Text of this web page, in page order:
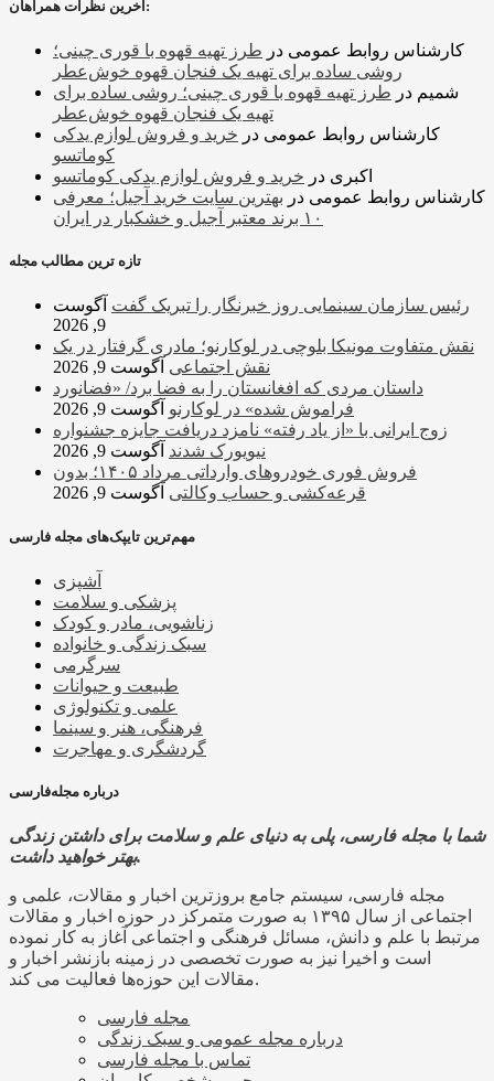
آخرین نظرات همراهان:
کارشناس روابط عمومی در طرز تهیه قهوه با قوری چینی؛
روشی ساده برای تهیه یک فنجان قهوه خوش‌عطر
شمیم در طرز تهیه قهوه با قوری چینی؛ روشی ساده برای
تهیه یک فنجان قهوه خوش‌عطر
کارشناس روابط عمومی در خرید و فروش لوازم یدکی
کوماتسو
اکبری در خرید و فروش لوازم یدکی کوماتسو
کارشناس روابط عمومی در بهترین سایت خرید آجیل؛ معرفی
۱۰ برند معتبر آجیل و خشکبار در ایران
تازه ترین مطالب مجله
رئیس سازمان سینمایی روز خبرنگار را تبریک گفت آگوست
9, 2026
نقش متفاوت مونیکا بلوچی در لوکارنو؛ مادری گرفتار در یک
نقش اجتماعی آگوست 9, 2026
داستان مردی که افغانستان را به فضا برد/ «فضانورد
فراموش شده» در لوکارنو آگوست 9, 2026
زوج ایرانی با «از یاد رفته» نامزد دریافت جایزه جشنواره
نیویورک شدند آگوست 9, 2026
فروش فوری خودروهای وارداتی مرداد ۱۴۰۵؛ بدون
قرعه‌کشی و حساب وکالتی آگوست 9, 2026
مهم‌ترین تایپک‌های مجله فارسی
آشپزی
پزشکی و سلامت
زناشویی، مادر و کودک
سبک زندگی و خانواده
سرگرمی
طبیعت و حیوانات
علمی و تکنولوژی
فرهنگی، هنر و سینما
گردشگری و مهاجرت
درباره مجله‌فارسی
شما با مجله فارسی، پلی به دنیای علم و سلامت برای داشتن زندگی
بهتر خواهید داشت.
مجله فارسی، سیستم جامع بروزترین اخبار و مقالات، علمی و
اجتماعی از سال ۱۳۹۵ به صورت متمرکز در حوزه اخبار و مقالات
مرتبط با علم و دانش، مسائل فرهنگی و اجتماعی آغاز به کار نموده
است و اخیرا نیز به صورت تخصصی در زمینه بازنشر اخبار و
مقالات این حوزه‌ها فعالیت می کند.
مجله فارسی
درباره مجله عمومی و سبک زندگی
تماس با مجله فارسی